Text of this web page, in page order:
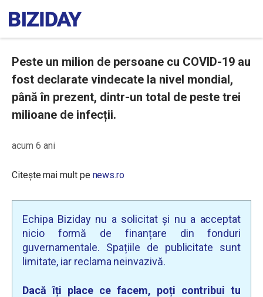
Peste un milion de persoane cu COVID-19 au
fost declarate vindecate la nivel mondial,
până în prezent, dintr-un total de peste trei
milioane de infecții.
acum 6 ani
Citește mai mult pe news.ro
Echipa Biziday nu a solicitat și nu a acceptat
nicio formă de finanțare din fonduri
guvernamentale. Spațiile de publicitate sunt
limitate, iar reclama neinvazivă.
Dacă îți place ce facem, poți contribui tu